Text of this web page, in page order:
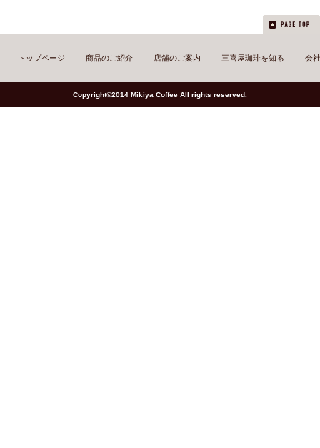
トップページ 商品のご紹介 店舗のご案内 三喜屋珈琲を知る 会
Copyright©2014 Mikiya Coffee All rights reserved.